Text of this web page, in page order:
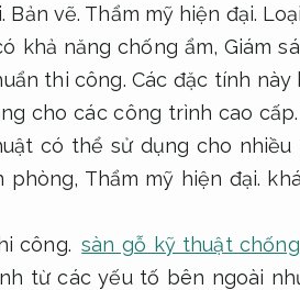
Bản vẽ. Thẩm mỹ hiện đại.
khả năng chống ẩm,Giám
thi công. Các đặc tính này
cho các công trình cao cấp.
có thể sử dụng cho nhiều
phòng, Thẩm mỹ hiện đại.
công. sàn gỗ kỹ thuật
từ các yếu tố bên ngoài